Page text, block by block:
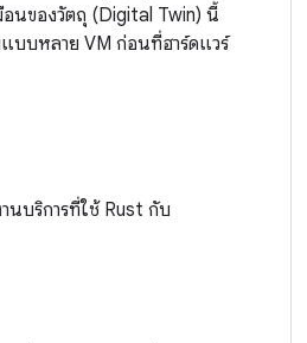
อนของวัตถุ (Digital Twin) นี้
บบหลาย VM ก่อนที่ฮาร์ดแวร์
นบริการที่ใช้ Rust กับ